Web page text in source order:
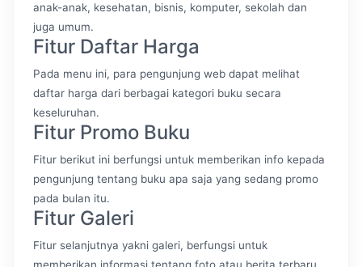
anak-anak, kesehatan, bisnis, komputer, sekolah dan
juga umum.
Fitur Daftar Harga
Pada menu ini, para pengunjung web dapat melihat
daftar harga dari berbagai kategori buku secara
keseluruhan.
Fitur Promo Buku
Fitur berikut ini berfungsi untuk memberikan info kepada
pengunjung tentang buku apa saja yang sedang promo
pada bulan itu.
Fitur Galeri
Fitur selanjutnya yakni galeri, berfungsi untuk